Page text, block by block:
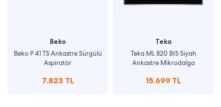
Beko
Beko P 41 TS Ankastre Sürgülü
Aspiratör
7.823 TL
Teka
Teka ML 820 BIS Siyah
Ankastre Mikrodalga
15.699 TL